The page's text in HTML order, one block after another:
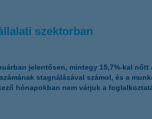
szektorban
jelentősen, mintegy 15,7%-kal
stagnálásával számol, és a
hónapokban nem várjuk a